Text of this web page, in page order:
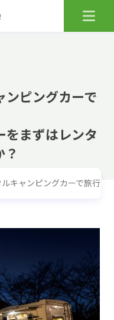
ンピングカーで
をまずはレンタ
ルキャンピングカーで旅行に